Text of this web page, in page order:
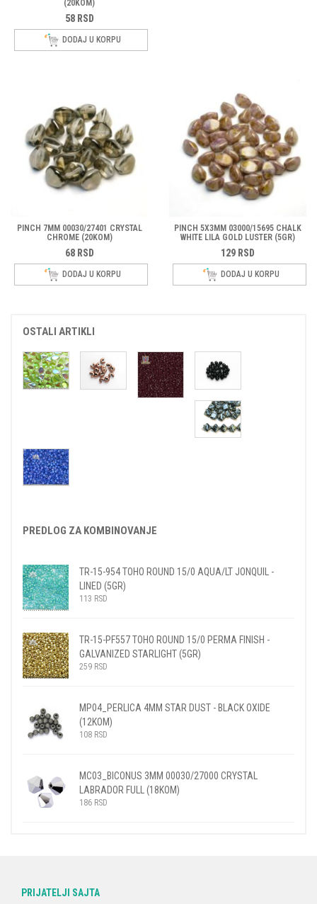
(20KOM)
58 RSD
DODAJ U KORPU
PINCH 7MM 00030/27401 CRYSTAL
CHROME (20KOM)
68 RSD
DODAJ U KORPU
PINCH 5X3MM 03000/15695 CHALK
WHITE LILA GOLD LUSTER (5GR)
129 RSD
DODAJ U KORPU
OSTALI ARTIKLI
PREDLOG ZA KOMBINOVANJE
TR-15-954 TOHO ROUND 15/0 AQUA/LT JONQUIL -
LINED (5GR)
113 RSD
TR-15-PF557 TOHO ROUND 15/0 PERMA FINISH -
GALVANIZED STARLIGHT (5GR)
259 RSD
MP04_PERLICA 4MM STAR DUST - BLACK OXIDE
(12KOM)
108 RSD
MC03_BICONUS 3MM 00030/27000 CRYSTAL
LABRADOR FULL (18KOM)
186 RSD
PRIJATELJI SAJTA